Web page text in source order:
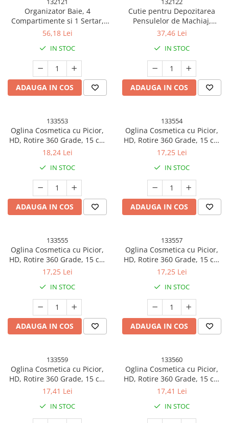
Organizator Baie, 4
Compartimente si 1 Sertar,
Rotire 360 Grade, din PP+PET,
56,18 Lei
IN STOC
ADAUGA IN COS
Cutie pentru Depozitarea
Pensulelor de Machiaj,
Rotativa, Plastic, 36 cm x 13
37,46 Lei
IN STOC
ADAUGA IN COS
133553
Oglina Cosmetica cu Picior,
HD, Rotire 360 Grade, 15 cm
Diametru, Suport Bijuterii
Urechi, 30 x 16.5 x 15 cm, Roz
18,24 Lei
IN STOC
ADAUGA IN COS
133554
Oglina Cosmetica cu Picior,
HD, Rotire 360 Grade, 15 cm
Diametru, Suport Bijuterii
Model cu Urechi, 31 x 14.5 x
15 cm, din Plastic,
Albastru/Galben
17,25 Lei
IN STOC
ADAUGA IN COS
133555
Oglina Cosmetica cu Picior,
HD, Rotire 360 Grade, 15 cm
Diametru, Suport Bijuterii
Model cu Urechi, 31 x 14.5 x
15 cm, din Plastic,
Portocaliu/Galben
17,25 Lei
IN STOC
ADAUGA IN COS
133557
Oglina Cosmetica cu Picior,
HD, Rotire 360 Grade, 15 cm
Diametru, Suport Bijuterii
Model cu Urechi, 31 x 14.5 x
15 cm, din Plastic, Roz/Galben
17,25 Lei
IN STOC
ADAUGA IN COS
133559
Oglina Cosmetica cu Picior,
HD, Rotire 360 Grade, 15 cm
Diametru, Suport Bijuterii
Model cu Urechi, 31 x 14.5 x
15 cm, din Plastic, Roz/Alb
17,41 Lei
IN STOC
133560
Oglina Cosmetica cu Picior,
HD, Rotire 360 Grade, 15 cm
Diametru, Suport Bijuterii
Model cu Urechi, 31 x 14.5 x
15 cm, din Plastic, Alb
17,41 Lei
IN STOC